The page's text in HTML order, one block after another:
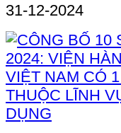
31-12-2024